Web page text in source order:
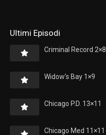
Ultimi Episodi
Criminal Record 2×8
Widow’s Bay 1×9
Chicago P.D. 13×11
Chicago Med 11×11